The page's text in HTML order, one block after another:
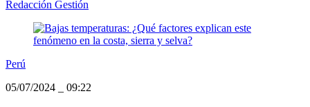
Redacción Gestión
Perú
05/07/2024
09:22